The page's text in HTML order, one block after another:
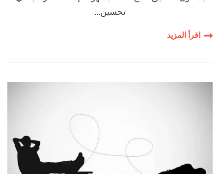
تحسين…
اقرأ المزيد